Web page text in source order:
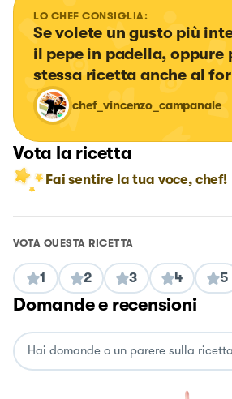
LO CHEF CONSIGLIA:
Se volete un gusto più
il pepe in padella, oppure
stessa ricetta anche al
chef_vincenzo_campanale
Vota la ricetta
Fai sentire la tua voce, chef!
VOTA QUESTA RICETTA
1 2 3 4 5
Domande e recensioni